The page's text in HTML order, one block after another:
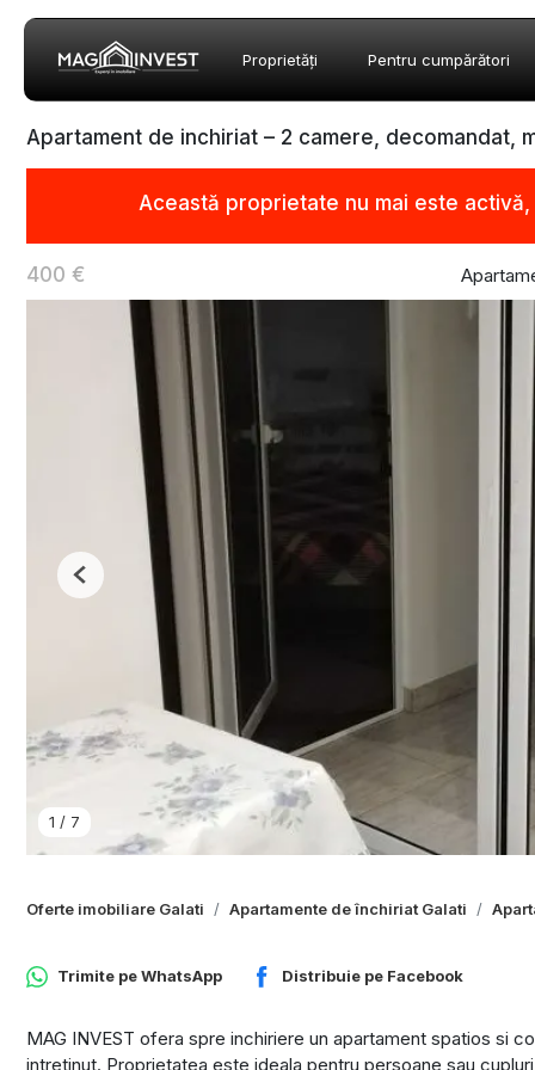
Proprietăți Pentru cumpărători
Apartament de inchiriat – 2 camere, decomandat,
Această proprietate nu mai este activă,
400 €
1 / 7
Previous
Oferte imobiliare Galati Apartamente de închiriat Galati
Trimite peWhatsApp Distribuie pe Facebook
MAG INVEST ofera spre inchiriere un apartament spatios si
intretinut. Proprietatea este ideala pentru persoane sau